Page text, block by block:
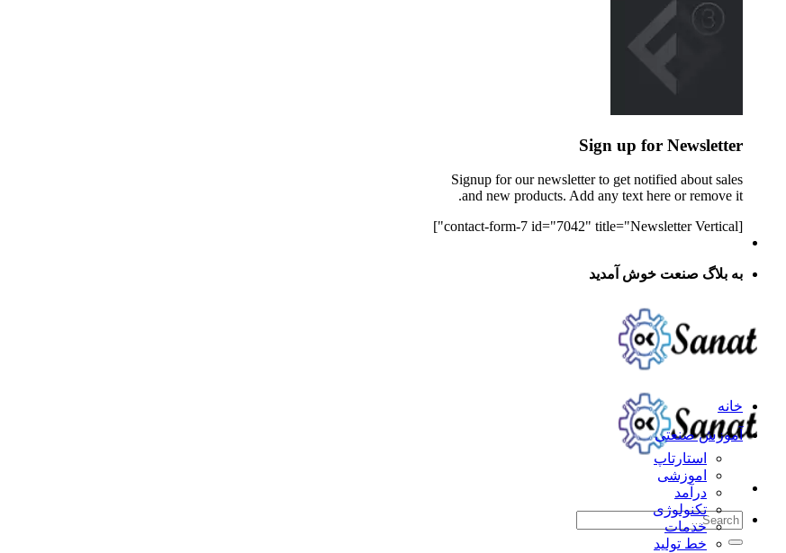
Sign up for Newsletter
Signup for our newsletter to get notified about sales
and new products. Add any text here or remove it.
[contact-form-7 id="7042" title="Newsletter Vertical"]
به بلاگ صنعت خوش آمدید
خانه
آموزش صنعتی
استارتاپ
اموزشی
درآمد
تکنولوژی
خدمات
خط تولید